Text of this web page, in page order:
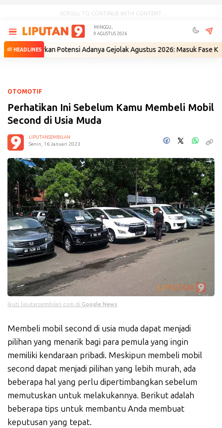
SCROLL TO CONTINUE WITH CONTENT
MINGGU,
9 AGUSTUS 2026
HEADLINESPotensi Adanya Gejolak Agustus 2026: Masuk Fase Krisis,
OTOMOTIF
Perhatikan Ini Sebelum Kamu Membeli Mobil
Second di Usia Muda
LIPUTANSEMBILAN
Senin, 16 Januari 2023
Ikuti liputansembilan.com di Google News
Membeli mobil second di usia muda dapat menjadi
pilihan yang menarik bagi para pemula yang ingin
memiliki kendaraan pribadi. Meskipun membeli mobil
second dapat menjadi pilihan yang lebih murah, ada
beberapa hal yang perlu dipertimbangkan sebelum
memutuskan untuk melakukannya. Berikut adalah
beberapa tips untuk membantu Anda membuat
keputusan yang tepat.